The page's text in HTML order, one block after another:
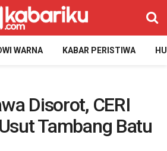
WARNA KABAR PERISTIWA
Disorot, CERI
Tambang Batu